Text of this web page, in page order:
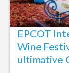
EPCOT
Wine
ultimative